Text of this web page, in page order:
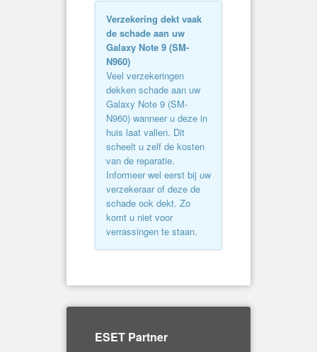
Verzekering dekt vaak
de schade aan uw
Galaxy Note 9 (SM-
N960)
Veel verzekeringen
dekken schade aan uw
Galaxy Note 9 (SM-
N960) wanneer u deze in
huis laat vallen. Dit
scheelt u zelf de kosten
van de reparatie.
Informeer wel eerst bij uw
verzekeraar of deze de
schade ook dekt. Zo
komt u niet voor
verrassingen te staan.
ESET Partner